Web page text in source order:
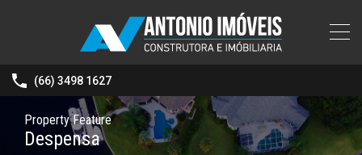
(66) 3498 1627
Property Feature
Despensa